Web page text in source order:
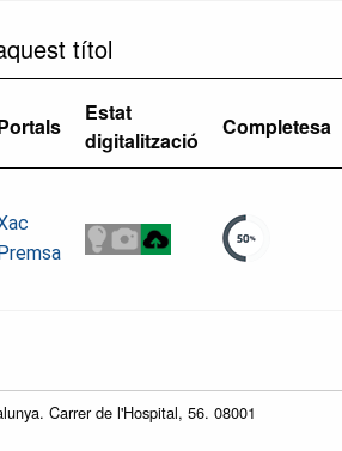
títol
Estat
digitalització
Completesa
Carrer de l'Hospital, 56. 08001